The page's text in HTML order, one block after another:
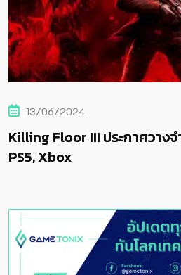
13/06/2024
Killing Floor III ประกาศวาง
PS5, Xbox